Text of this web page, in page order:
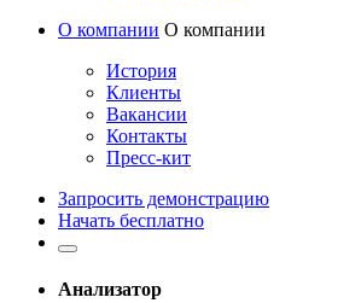
О компании О компании
История
Клиенты
Вакансии
Контакты
Пресс-кит
Запросить демонстрацию
Начать бесплатно
Анализатор